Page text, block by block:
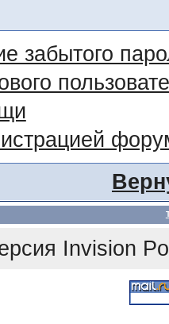
забытого
Invision